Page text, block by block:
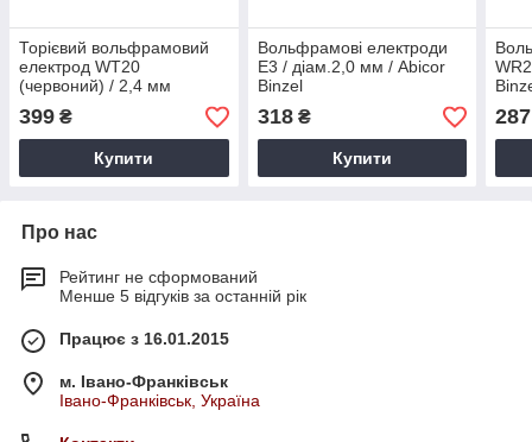
Торієвий вольфрамовий
електрод WT20
(червоний) / 2,4 мм
399 ₴
Купити
Вольфрамові електроди
E3 / діам.2,0 мм / Abicor
Binzel
318₴
Купити
287
Про нас
Рейтинг не сформований
Менше 5 відгуків за останній рік
Працює з 16.01.2015
м. Івано-Франківськ
Івано-Франківськ, Україна